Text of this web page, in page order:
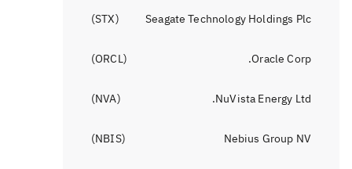
Seagate Technology Holdings Plc
(
STX
)
Oracle Corp.
(
ORCL
)
NuVista Energy Ltd.
(
NVA
)
Nebius Group NV
(
NBIS
)